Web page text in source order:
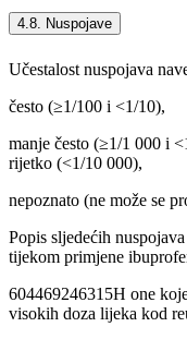
4.8. Nuspojave
Učestalost nuspojava
često (≥1/100 i <1/10),
manje često (≥1/1 000 i
rijetko (<1/10 000),
nepoznato (ne može se
Popis sljedećih
tijekom primjene
604469246315H one
visokih doza lijeka kod